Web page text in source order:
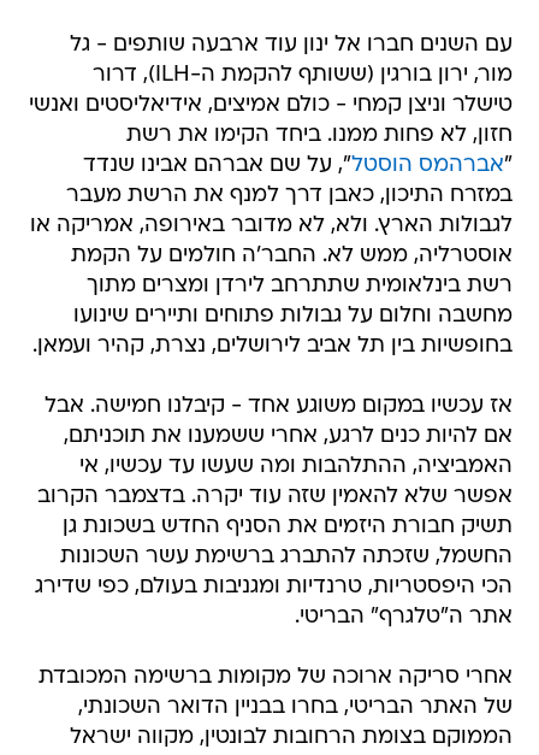
טישלר וניצן קמחי - כולם אמיצים, אידיאליסטים ואנשי
חזון, לא פחות ממנו. ביחד הקימו את רשת
"אברהמס הוסטל ", על שם אברהם אבינו שנדד
במזרח התיכון, כאבן דרך למנף את הרשת מעבר
לגבולות הארץ. ולא, לא מדובר באירופה, אמריקה או
אוסטרליה, ממש לא. החבר'ה חולמים על הקמת
רשת בינלאומית שתתרחב לירדן ומצרים מתוך
מחשבה וחלום על גבולות פתוחים ותיירים שינועו
בחופשיות בין תל אביב לירושלים, נצרת, קהיר ועמאן.
אז עכשיו במקום משוגע אחד - קיבלנו חמישה. אבל
האמביציה, ההתלהבות ומה שעשו עד עכשיו, אי
אפשר שלא להאמין שזה עוד יקרה. בדצמבר הקרוב
תשיק חבורת היזמים את הסניף החדש בשכונת גן
החשמל, שזכתה להתברג ברשימת עשר השכונות
הכי היפסטריות, טרנדיות ומגניבות בעולם, כפי שדירג
אתר ה"טלגרף" הבריטי.
אחרי סריקה ארוכה של מקומות ברשימה המכובדת
הממוקם בצומת הרחובות לבונטין, מקווה ישראל
ויהודה הלוי. הבניין א?כלס עד לא מזמן את מרכזיית
בזק שהתפנתה, ובקומת הקרקע שלו עדיין פועל